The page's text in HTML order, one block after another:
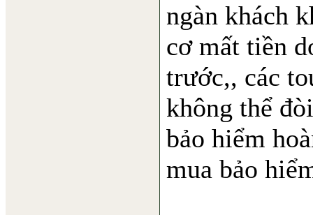
ngàn khách
cơ mất tiền
trước,, các
không thể
bảo hiểm
mua bảo